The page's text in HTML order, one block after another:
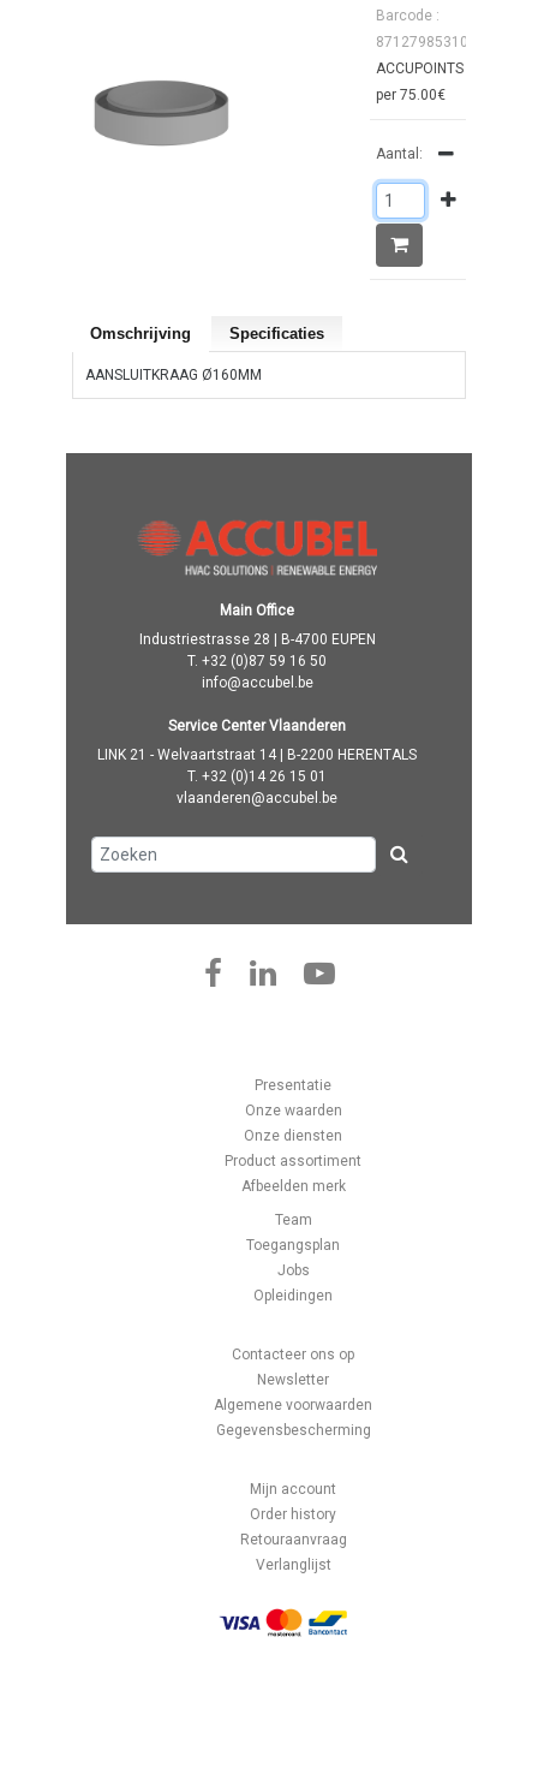
Barcode :
8712798531001
ACCUPOINTS : 1
per 75.00€
Aantal:
Omschrijving Specificaties
AANSLUITKRAAG Ø160MM
Main Office
Industriestrasse 28 | B-4700 EUPEN
T. +32 (0)87 59 16 50
info@accubel.be
Service Center Vlaanderen
LINK 21 - Welvaartstraat 14 | B-2200 HERENTALS
T. +32 (0)14 26 15 01
vlaanderen@accubel.be
Presentatie
Onze waarden
Onze diensten
Product assortiment
Afbeelden merk
Team
Toegangsplan
Jobs
Opleidingen
Contacteer ons op
Newsletter
Algemene voorwaarden
Gegevensbescherming
Mijn account
Order history
Retouraanvraag
Verlanglijst